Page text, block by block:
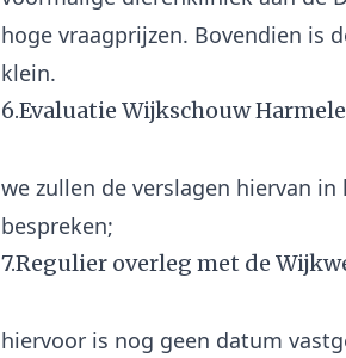
hoge vraagprijzen. Bovendien is
6.Evaluatie Wijkschouw
we zullen de verslagen hiervan
7.Regulier overleg met de
hiervoor is nog geen datum